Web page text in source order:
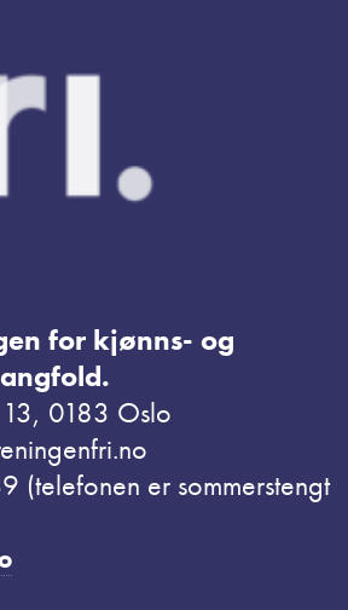
for kjønns- og
0183 Oslo
(telefonen er sommerstengt